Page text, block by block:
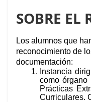
SOBRE EL
Los alumnos que
reconocimiento de
documentación:
Instancia
como
Prácticas
Curriculares.